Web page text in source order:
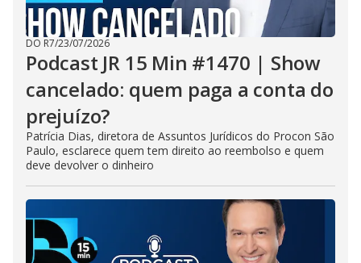
DO R7/23/07/2026
Podcast JR 15 Min #1470 | Show
cancelado: quem paga a conta do
prejuízo?
Patrícia Dias, diretora de Assuntos Jurídicos do Procon São
Paulo, esclarece quem tem direito ao reembolso e quem
deve devolver o dinheiro